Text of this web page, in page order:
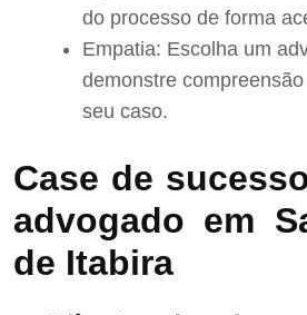
do processo de forma
Empatia: Escolha um
demonstre
seu caso.
Case de
advogado em
de Itabira